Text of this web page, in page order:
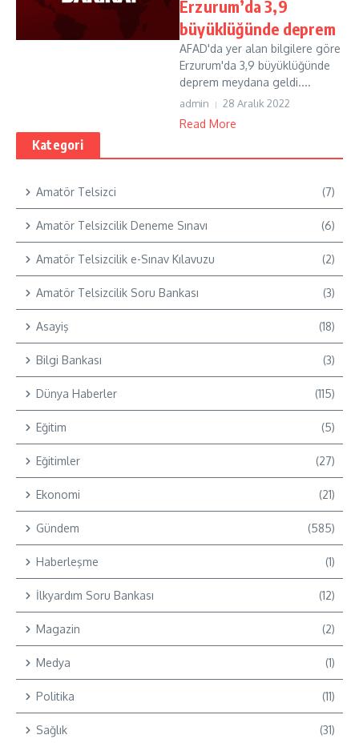
Erzurum’da 3,9
büyüklüğünde deprem
AFAD'da yer alan bilgilere göre
Erzurum'da 3,9 büyüklüğünde
deprem meydana geldi....
admin 28 Aralık 2022
Read More
Kategori
Amatör Telsizci (7)
Amatör Telsizcilik Deneme Sınavı (6)
Amatör Telsizcilik e-Sınav Kılavuzu (2)
Amatör Telsizcilik Soru Bankası (3)
Asayiş (18)
Bilgi Bankası (3)
Dünya Haberler (115)
Eğitim (5)
Eğitimler (27)
Ekonomi (21)
Gündem (585)
Haberleşme (1)
İlkyardım Soru Bankası (12)
Magazin (2)
Medya (1)
Politika (11)
Sağlık (31)